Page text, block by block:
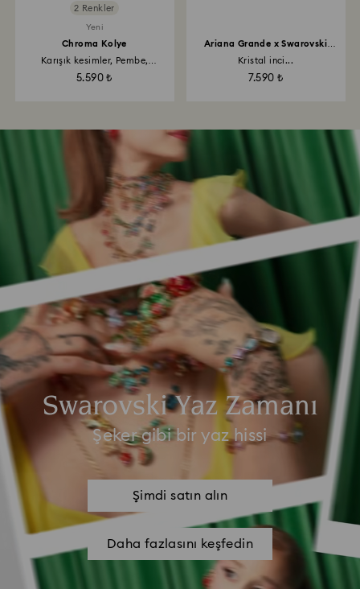
2 Renkler
Yeni
Chroma Kolye
Karışık kesimler, Pembe,
5.590 ₺
Ariana Grande x Swarovski
Kristal inci...
7.590 ₺
Swarovski Yaz Zamanı
Şeker gibi bir yaz hissi
Şimdi satın alın
Daha fazlasını keşfedin